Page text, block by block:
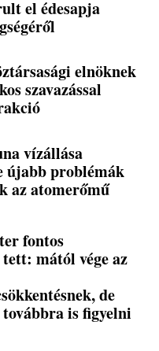
el édesapja
elnöknek
szavazással
vízállása
újabb problémák
az atomerőmű
fontos
mától vége az
de
is figyelni